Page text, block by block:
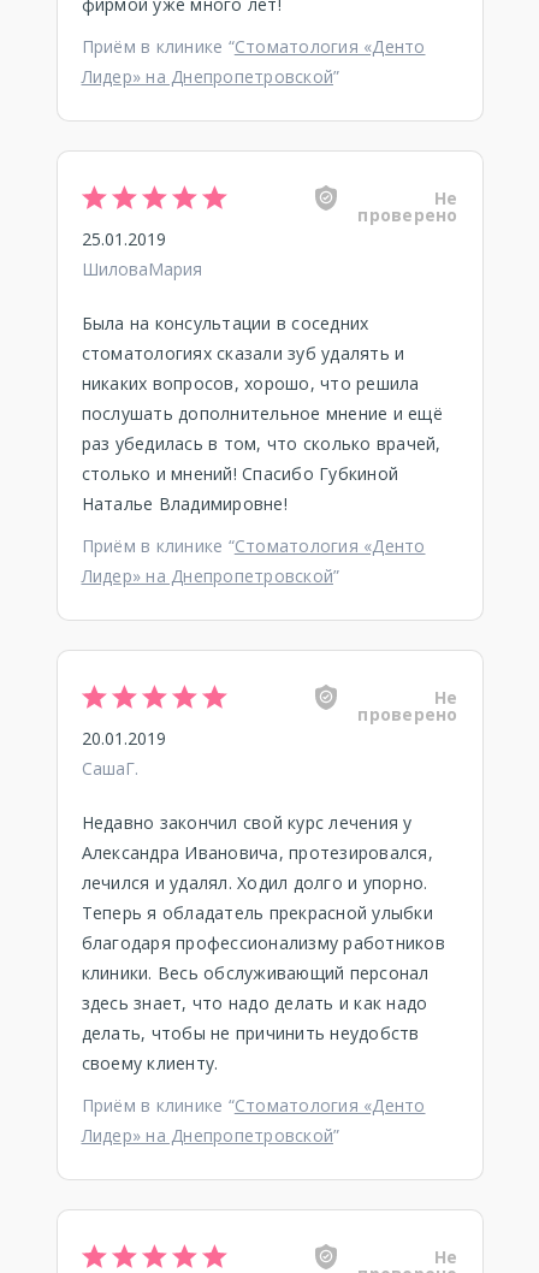
Приём в клинике “Стоматология «Денто
Лидер» на Днепропетровской”
Не
проверено
25.01.2019
ШиловаМария
Была на консультации в соседних
стоматологиях сказали зуб удалять и
никаких вопросов, хорошо, что решила
послушать дополнительное мнение и ещё
раз убедилась в том, что сколько врачей,
столько и мнений! Спасибо Губкиной
Наталье Владимировне!
Приём в клинике “Стоматология «Денто
Лидер» на Днепропетровской”
Не
проверено
20.01.2019
СашаГ.
Недавно закончил свой курс лечения у
Александра Ивановича, протезировался,
лечился и удалял. Ходил долго и упорно.
Теперь я обладатель прекрасной улыбки
благодаря профессионализму работников
клиники. Весь обслуживающий персонал
здесь знает, что надо делать и как надо
делать, чтобы не причинить неудобств
своему клиенту.
Приём в клинике “Стоматология «Денто
Лидер» на Днепропетровской”
Не